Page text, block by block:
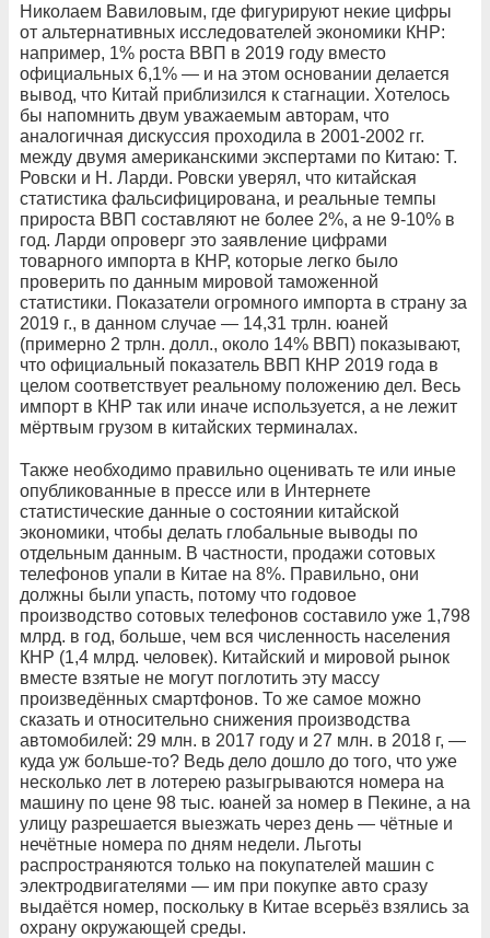
Николаем Вавиловым, где фигурируют некие цифры
от альтернативных исследователей экономики КНР:
например, 1% роста ВВП в 2019 году вместо
официальных 6,1% — и на этом основании делается
вывод, что Китай приблизился к стагнации. Хотелось
бы напомнить двум уважаемым авторам, что
аналогичная дискуссия проходила в 2001-2002 гг.
между двумя американскими экспертами по Китаю: Т.
Ровски и Н. Ларди. Ровски уверял, что китайская
статистика фальсифицирована, и реальные темпы
прироста ВВП составляют не более 2%, а не 9-10% в
год. Ларди опроверг это заявление цифрами
товарного импорта в КНР, которые легко было
проверить по данным мировой таможенной
статистики. Показатели огромного импорта в страну за
2019 г., в данном случае — 14,31 трлн. юаней
(примерно 2 трлн. долл., около 14% ВВП) показывают,
что официальный показатель ВВП КНР 2019 года в
целом соответствует реальному положению дел. Весь
импорт в КНР так или иначе используется, а не лежит
мёртвым грузом в китайских терминалах.
Также необходимо правильно оценивать те или иные
опубликованные в прессе или в Интернете
статистические данные о состоянии китайской
экономики, чтобы делать глобальные выводы по
отдельным данным. В частности, продажи сотовых
телефонов упали в Китае на 8%. Правильно, они
должны были упасть, потому что годовое
производство сотовых телефонов составило уже 1,798
млрд. в год, больше, чем вся численность населения
КНР (1,4 млрд. человек). Китайский и мировой рынок
вместе взятые не могут поглотить эту массу
произведённых смартфонов. То же самое можно
сказать и относительно снижения производства
автомобилей: 29 млн. в 2017 году и 27 млн. в 2018 г, —
куда уж больше-то? Ведь дело дошло до того, что уже
несколько лет в лотерею разыгрываются номера на
машину по цене 98 тыс. юаней за номер в Пекине, а на
улицу разрешается выезжать через день — чётные и
нечётные номера по дням недели. Льготы
распространяются только на покупателей машин с
электродвигателями — им при покупке авто сразу
выдаётся номер, поскольку в Китае всерьёз взялись за
охрану окружающей среды.